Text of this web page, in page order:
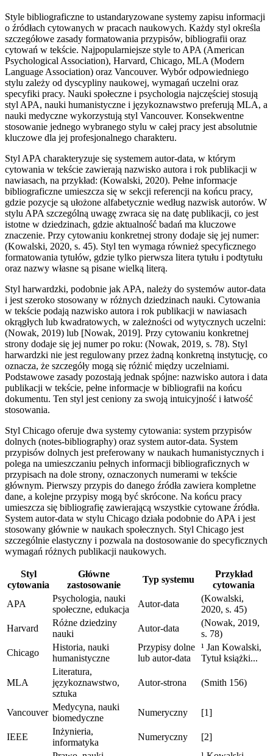
Style bibliograficzne to ustandaryzowane systemy zapisu informacji
o źródłach cytowanych w pracach naukowych. Każdy styl określa
szczegółowe zasady formatowania przypisów, bibliografii oraz
cytowań w tekście. Najpopularniejsze style to APA (American
Psychological Association), Harvard, Chicago, MLA (Modern
Language Association) oraz Vancouver. Wybór odpowiedniego
stylu zależy od dyscypliny naukowej, wymagań uczelni oraz
specyfiki pracy. Nauki społeczne i psychologia najczęściej stosują
styl APA, nauki humanistyczne i językoznawstwo preferują MLA, a
nauki medyczne wykorzystują styl Vancouver. Konsekwentne
stosowanie jednego wybranego stylu w całej pracy jest absolutnie
kluczowe dla jej profesjonalnego charakteru.
Styl APA charakteryzuje się systemem autor-data, w którym
cytowania w tekście zawierają nazwisko autora i rok publikacji w
nawiasach, na przykład: (Kowalski, 2020). Pełne informacje
bibliograficzne umieszcza się w sekcji referencji na końcu pracy,
gdzie pozycje są ułożone alfabetycznie według nazwisk autorów. W
stylu APA szczególną uwagę zwraca się na datę publikacji, co jest
istotne w dziedzinach, gdzie aktualność badań ma kluczowe
znaczenie. Przy cytowaniu konkretnej strony dodaje się jej numer:
(Kowalski, 2020, s. 45). Styl ten wymaga również specyficznego
formatowania tytułów, gdzie tylko pierwsza litera tytułu i podtytułu
oraz nazwy własne są pisane wielką literą.
Styl harwardzki, podobnie jak APA, należy do systemów autor-data
i jest szeroko stosowany w różnych dziedzinach nauki. Cytowania
w tekście podają nazwisko autora i rok publikacji w nawiasach
okrągłych lub kwadratowych, w zależności od wytycznych uczelni:
(Nowak, 2019) lub [Nowak, 2019]. Przy cytowaniu konkretnej
strony dodaje się jej numer po roku: (Nowak, 2019, s. 78). Styl
harwardzki nie jest regulowany przez żadną konkretną instytucję, co
oznacza, że szczegóły mogą się różnić między uczelniami.
Podstawowe zasady pozostają jednak spójne: nazwisko autora i data
publikacji w tekście, pełne informacje w bibliografii na końcu
dokumentu. Ten styl jest ceniony za swoją intuicyjność i łatwość
stosowania.
Styl Chicago oferuje dwa systemy cytowania: system przypisów
dolnych (notes-bibliography) oraz system autor-data. System
przypisów dolnych jest preferowany w naukach humanistycznych i
polega na umieszczaniu pełnych informacji bibliograficznych w
przypisach na dole strony, oznaczonych numerami w tekście
głównym. Pierwszy przypis do danego źródła zawiera kompletne
dane, a kolejne przypisy mogą być skrócone. Na końcu pracy
umieszcza się bibliografię zawierającą wszystkie cytowane źródła.
System autor-data w stylu Chicago działa podobnie do APA i jest
stosowany głównie w naukach społecznych. Styl Chicago jest
szczególnie elastyczny i pozwala na dostosowanie do specyficznych
wymagań różnych publikacji naukowych.
Styl
cytowania
Główne
zastosowanie
Typ systemu
Przykład
cytowania
APA
Psychologia, nauki
społeczne, edukacja
Autor-data
(Kowalski,
2020, s. 45)
Harvard
Różne dziedziny
nauki
Autor-data
(Nowak, 2019,
s. 78)
Chicago
Historia, nauki
humanistyczne
Przypisy dolne
lub autor-data
¹ Jan Kowalski,
Tytuł książki...
MLA
Literatura,
językoznawstwo,
sztuka
Autor-strona (Smith 156)
Vancouver
Medycyna, nauki
biomedyczne
Numeryczny [1]
IEEE
Inżynieria,
informatyka
Numeryczny [2]